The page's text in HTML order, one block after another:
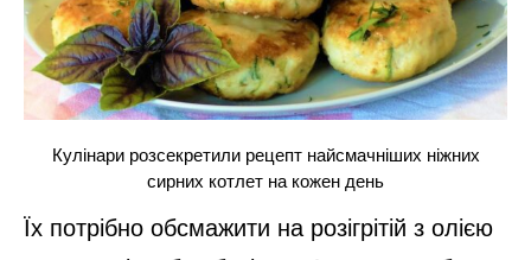
Кулінари розсекретили рецепт найсмачніших ніжних
сирних котлет на кожен день
Їх потрібно обсмажити на розігрітій з олією